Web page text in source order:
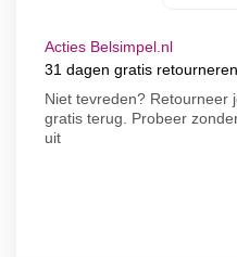
Acties Belsimpel.nl
31 dagen gratis retourneren
Niet tevreden? Retourneer
gratis terug. Probeer
uit